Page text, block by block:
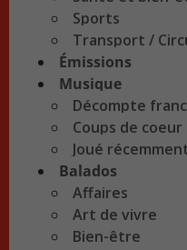
Sports
Transport /
Émissions
Musique
Décompte
Coups de
Joué
Balados
Affaires
Art de vivre
Bien-être